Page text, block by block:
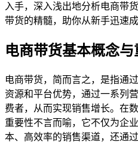
入手，深入浅出地分析电商带
带货的精髓，助你从新手迅速
电商带货基本概念与
电商带货，简而言之，是指通
资源和平台优势，通过一系列
费者，从而实现销售增长。在
重要性不言而喻，它不仅为企
本、高效率的销售渠道，还通